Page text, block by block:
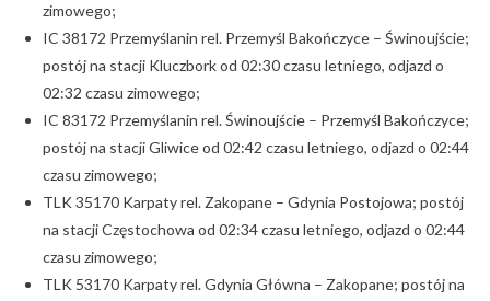
zimowego;
IC 38172 Przemyślanin rel. Przemyśl Bakończyce – Świnoujście;
postój na stacji Kluczbork od 02:30 czasu letniego, odjazd o
02:32 czasu zimowego;
IC 83172 Przemyślanin rel. Świnoujście – Przemyśl Bakończyce;
postój na stacji Gliwice od 02:42 czasu letniego, odjazd o 02:44
czasu zimowego;
TLK 35170 Karpaty rel. Zakopane – Gdynia Postojowa; postój
na stacji Częstochowa od 02:34 czasu letniego, odjazd o 02:44
czasu zimowego;
TLK 53170 Karpaty rel. Gdynia Główna – Zakopane; postój na